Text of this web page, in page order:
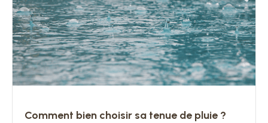
Comment bien choisir sa tenue de pluie ?